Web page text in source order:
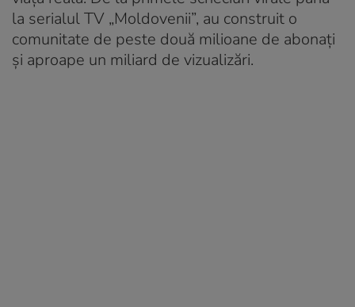
la serialul TV „Moldovenii”, au construit o
comunitate de peste două milioane de abonați
și aproape un miliard de vizualizări.